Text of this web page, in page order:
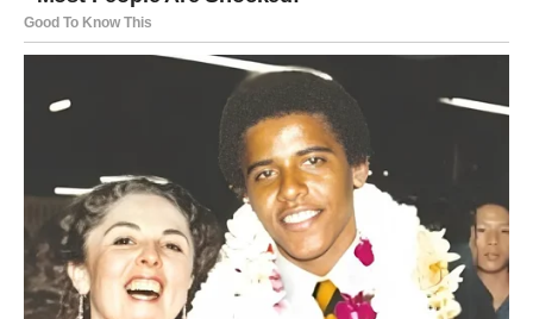
boju i čačkalica izvučena iz sredine ne izađe čista.
Priprema Agde:
Dok se kolač peče, pripremite agdu. U šerpi
pomiješajte šećer i vodu, pustite da prokuha i
kuhajte 2-3 minute dok se šećer potpuno ne otopi.
Namočenje Kolača:
Vrući kolač prelijte vrelim sirupom odmah po
vađenju iz rerne. Ostavite kolač da upije sirup i
potpuno se ohladi.